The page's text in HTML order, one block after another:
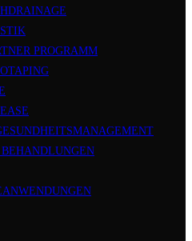
PROGRAMM